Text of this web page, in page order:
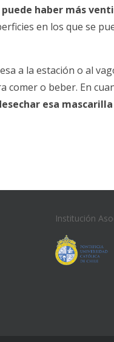
puede haber más
en los que se
a la estación o al
comer o beber. En
esa
Institución